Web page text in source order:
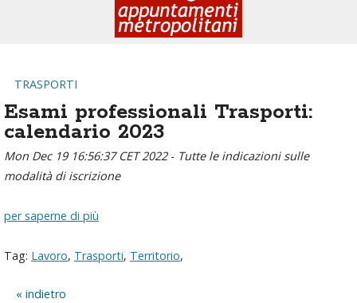
TRASPORTI
Esami professionali Trasporti:
calendario 2023
Mon Dec 19 16:56:37 CET 2022- Tutte le indicazioni sulle
modalità di iscrizione
per saperne di più
Tag: Lavoro, Trasporti, Territorio,
indietro